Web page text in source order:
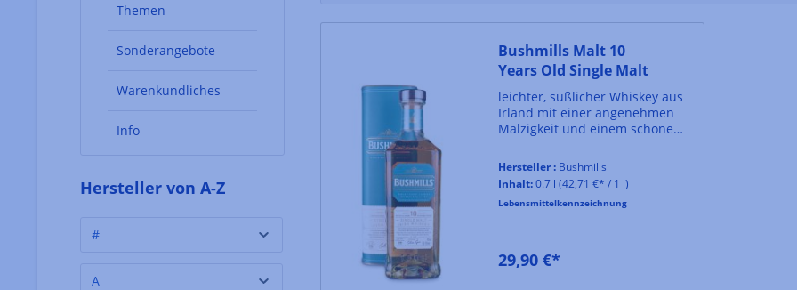
Themen
Sonderangebote
Warenkundliches
Info
Hersteller von A-Z
#
A
Bushmills Malt 10
Years Old Single Malt
leichter, süßlicher Whiskey aus
Irland mit einer angenehmen
Malzigkeit und einem schönen
Hersteller : Bushmills
Inhalt:0.7 l(42,71 €* / 1 l)
Lebensmittelkennzeichnung
29,90 €*